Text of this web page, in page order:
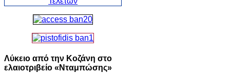
Λύκειο από την Κοζάνη στο
ελαιοτριβείο «Νταμπώσης»